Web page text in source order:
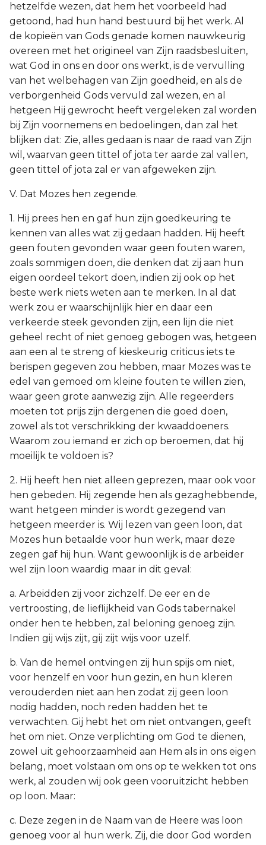
hetzelfde wezen, dat hem het voorbeeld had
getoond, had hun hand bestuurd bij het werk. Al
de kopieën van Gods genade komen nauwkeurig
overeen met het origineel van Zijn raadsbesluiten,
wat God in ons en door ons werkt, is de vervulling
van het welbehagen van Zijn goedheid, en als de
verborgenheid Gods vervuld zal wezen, en al
hetgeen Hij gewrocht heeft vergeleken zal worden
bij Zijn voornemens en bedoelingen, dan zal het
blijken dat: Zie, alles gedaan is naar de raad van Zijn
wil, waarvan geen tittel of jota ter aarde zal vallen,
geen tittel of jota zal er van afgeweken zijn.
V. Dat Mozes hen zegende.
1. Hij prees hen en gaf hun zijn goedkeuring te
kennen van alles wat zij gedaan hadden. Hij heeft
geen fouten gevonden waar geen fouten waren,
zoals sommigen doen, die denken dat zij aan hun
eigen oordeel tekort doen, indien zij ook op het
beste werk niets weten aan te merken. In al dat
werk zou er waarschijnlijk hier en daar een
verkeerde steek gevonden zijn, een lijn die niet
geheel recht of niet genoeg gebogen was, hetgeen
aan een al te streng of kieskeurig criticus iets te
berispen gegeven zou hebben, maar Mozes was te
edel van gemoed om kleine fouten te willen zien,
waar geen grote aanwezig zijn. Alle regeerders
moeten tot prijs zijn dergenen die goed doen,
zowel als tot verschrikking der kwaaddoeners.
Waarom zou iemand er zich op beroemen, dat hij
moeilijk te voldoen is?
2. Hij heeft hen niet alleen geprezen, maar ook voor
hen gebeden. Hij zegende hen als gezaghebbende,
want hetgeen minder is wordt gezegend van
hetgeen meerder is. Wij lezen van geen loon, dat
Mozes hun betaalde voor hun werk, maar deze
zegen gaf hij hun. Want gewoonlijk is de arbeider
wel zijn loon waardig maar in dit geval:
a. Arbeidden zij voor zichzelf. De eer en de
vertroosting, de lieflijkheid van Gods tabernakel
onder hen te hebben, zal beloning genoeg zijn.
Indien gij wijs zijt, gij zijt wijs voor uzelf.
b. Van de hemel ontvingen zij hun spijs om niet,
voor henzelf en voor hun gezin, en hun kleren
verouderden niet aan hen zodat zij geen loon
nodig hadden, noch reden hadden het te
verwachten. Gij hebt het om niet ontvangen, geeft
het om niet. Onze verplichting om God te dienen,
zowel uit gehoorzaamheid aan Hem als in ons eigen
belang, moet volstaan om ons op te wekken tot ons
werk, al zouden wij ook geen vooruitzicht hebben
op loon. Maar:
c. Deze zegen in de Naam van de Heere was loon
genoeg voor al hun werk. Zij, die door God worden